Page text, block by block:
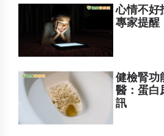
心情不好
專家提
健檢腎功
醫：蛋白
訊